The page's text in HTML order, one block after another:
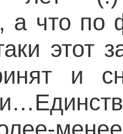
а что по
этот
и